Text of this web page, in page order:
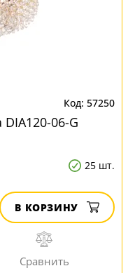
57250
06-G
25 шт.
В КОРЗИНУ